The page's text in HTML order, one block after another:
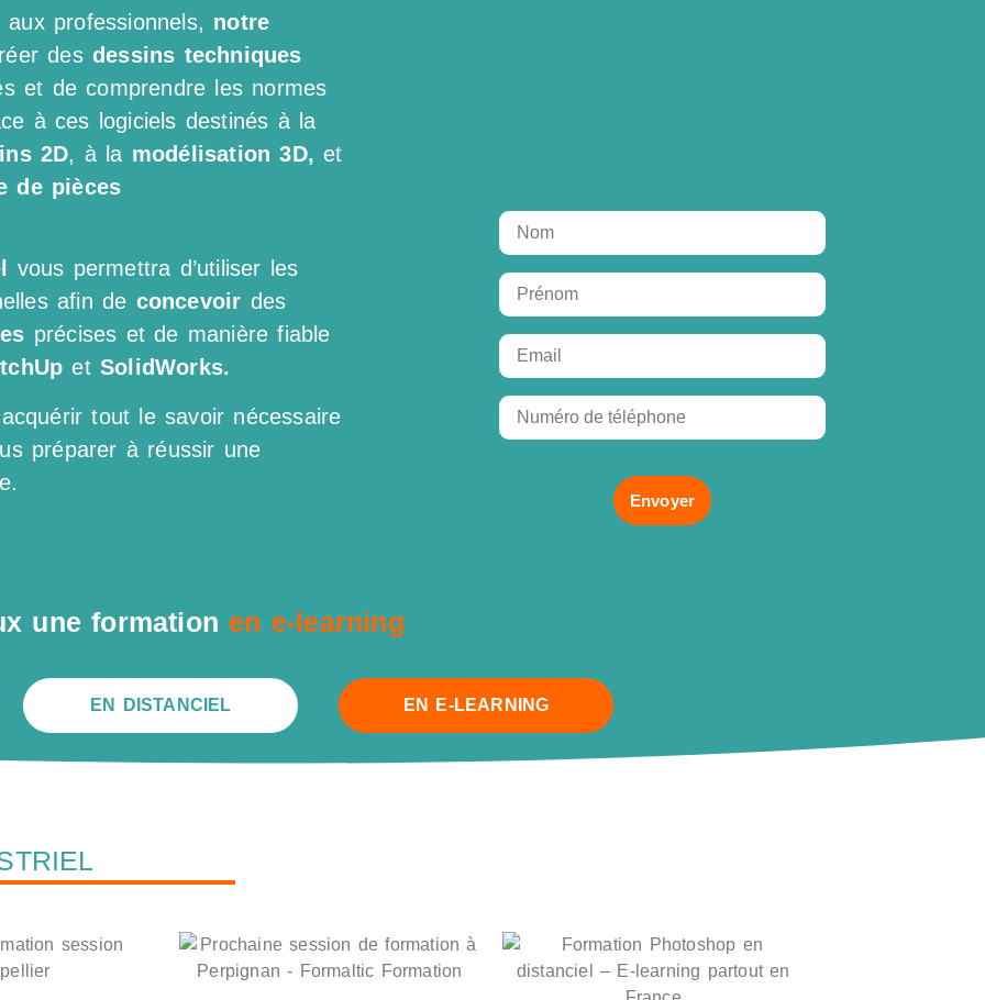
professionnels, notre
desdessins techniques
et de comprendre les normes
à ces logiciels destinés à la
2D, à la modélisation 3D, et
de pièces
vous permettra d’utiliser les
afin de concevoir des
précises et de manière fiable
etSolidWorks.
tout le savoir nécessaire
préparer à réussir une
Envoyer
une formation en e-learning
EN DISTANCIEL EN E-LEARNING